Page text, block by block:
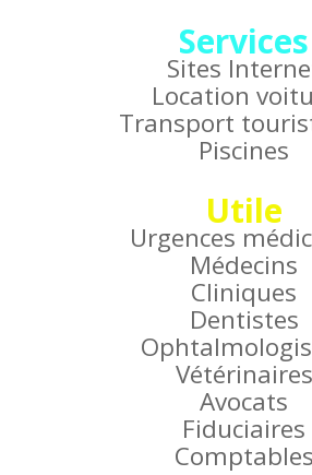
Services
Sites
Location
Transport
Piscines
Utile
Urgences
Médecins
Cliniques
Dentistes
Vétérinaires
Avocats
Fiduciaires
Comptables